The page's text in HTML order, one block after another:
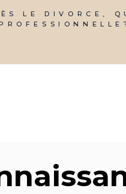
LE DIVORCE,